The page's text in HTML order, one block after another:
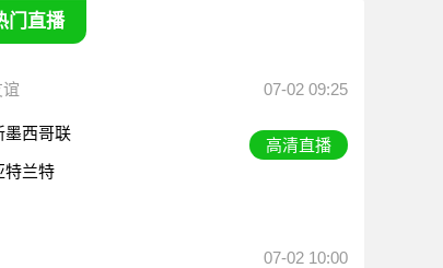
门直播
07-02 09:25
墨西哥联
特兰特
高清直播
07-02 10:00